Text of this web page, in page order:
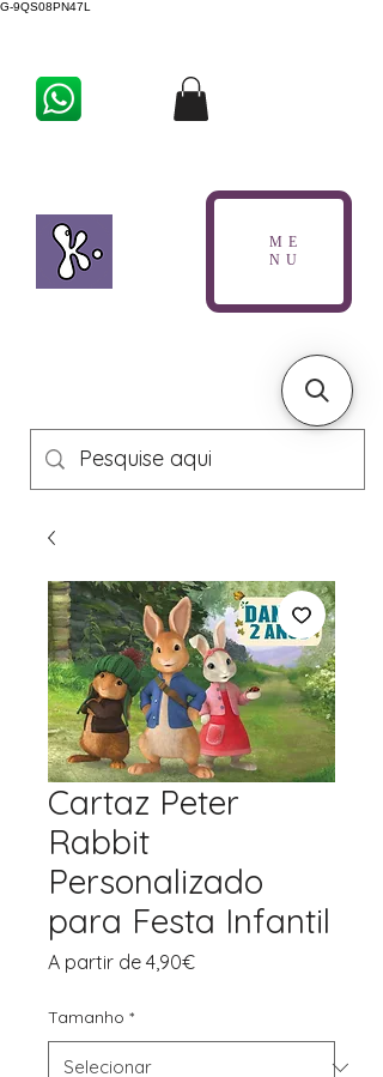
G-9QS08PN47L
ME
NU
Cartaz Peter
Rabbit
Personalizado
para Festa Infantil
A partir de 4,90€Preço
Tamanho *